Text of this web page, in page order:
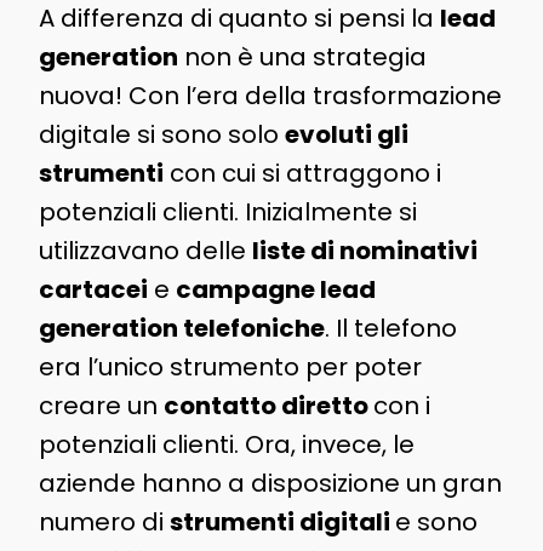
A differenza di quanto si pensi la lead
generation non è una strategia
nuova! Con l’era della trasformazione
digitale si sono solo evoluti gli
strumenti con cui si attraggono i
potenziali clienti. Inizialmente si
utilizzavano delle liste di nominativi
cartacei e campagne lead
generation telefoniche. Il telefono
era l’unico strumento per poter
creare un contatto direttocon i
potenziali clienti. Ora, invece, le
aziende hanno a disposizione un gran
numero di strumenti digitali e sono